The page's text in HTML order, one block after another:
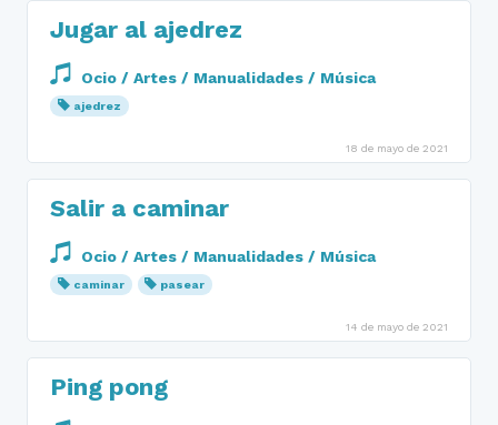
Jugar al ajedrez
Ocio / Artes / Manualidades / Música
ajedrez
18 de mayo de 2021
Salir a caminar
Ocio / Artes / Manualidades / Música
caminar pasear
14 de mayo de 2021
Ping pong